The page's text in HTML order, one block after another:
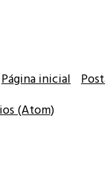
Página inicial
(Atom)